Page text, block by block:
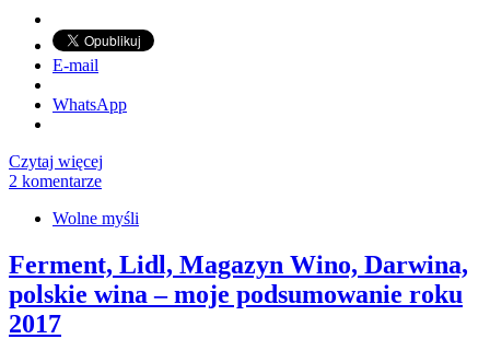
E-mail
WhatsApp
Czytaj więcej
2 komentarze
Wolne myśli
Ferment, Lidl, Magazyn Wino, Darwina,
polskie wina – moje podsumowanie roku
2017